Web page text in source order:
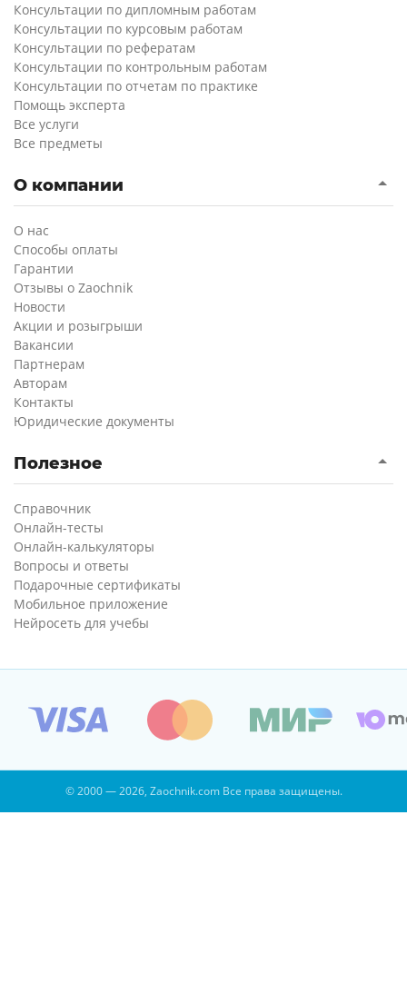
Консультации по дипломным работам
Консультации по курсовым работам
Консультации по рефератам
Консультации по контрольным работам
Консультации по отчетам по практике
Помощь эксперта
Все услуги
Все предметы
О компании
О нас
Способы оплаты
Гарантии
Отзывы о Zaochnik
Новости
Акции и розыгрыши
Вакансии
Партнерам
Авторам
Контакты
Юридические документы
Полезное
Справочник
Онлайн-тесты
Онлайн-калькуляторы
Вопросы и ответы
Подарочные сертификаты
Мобильное приложение
Нейросеть для учебы
© 2000 — 2026, Zaochnik.com Все права защищены.